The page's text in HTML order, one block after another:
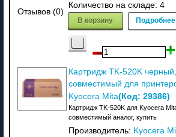
Отзывов (0)
Количество на складе: 4
В корзину Подробнее
Картридж TK-520K черный,
совместимый для
Kyocera Mita(Код: 29386)
Картридж TK-520K для Kyocera
совместимый аналог, купить
Производитель: Kyocera